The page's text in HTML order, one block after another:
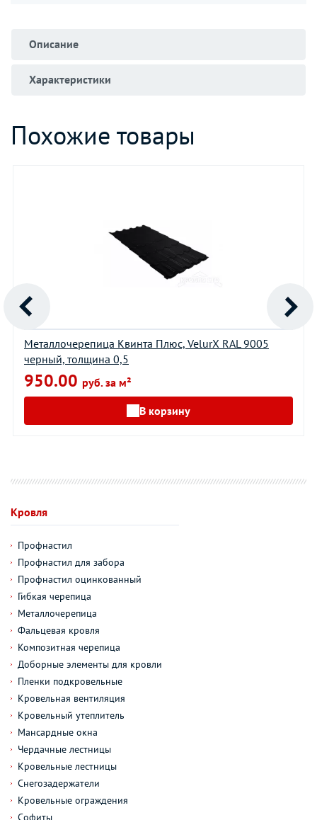
Описание
Характеристики
Похожие товары
Металлочерепица Квинта Плюс, VelurХ RAL 9005
черный, толщина 0,5
950.00 руб. за м²
В корзину
Кровля
Профнастил
Профнастил для забора
Профнастил оцинкованный
Гибкая черепица
Металлочерепица
Фальцевая кровля
Композитная черепица
Доборные элементы для кровли
Пленки подкровельные
Кровельная вентиляция
Кровельный утеплитель
Мансардные окна
Чердачные лестницы
Кровельные лестницы
Снегозадержатели
Кровельные ограждения
Софиты